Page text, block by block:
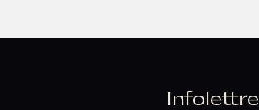
Infolettre